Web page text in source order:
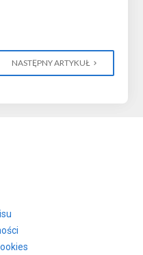
NASTĘPNY ARTYKUŁ